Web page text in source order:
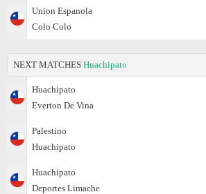
Union Espanola
Colo Colo
NEXT MATCHES Huachipato
Huachipato
Everton De Vina
Palestino
Huachipato
Huachipato
Deportes Limache